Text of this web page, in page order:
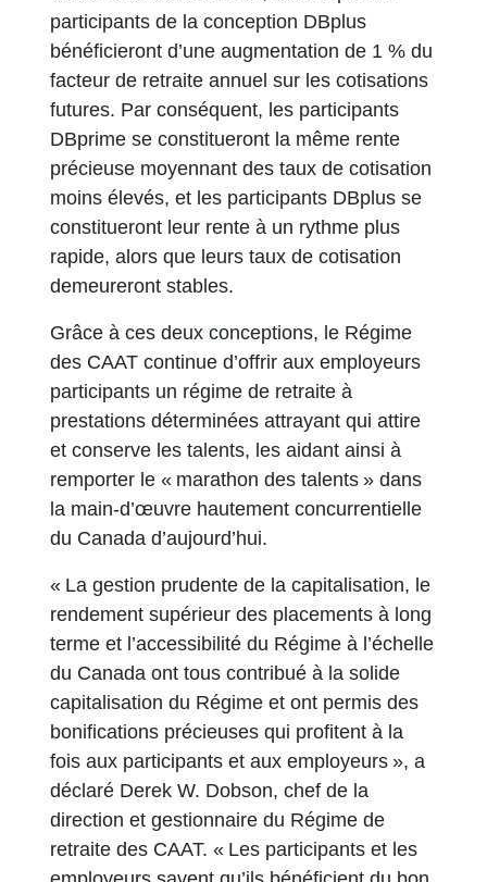
participants de la conception DBplus
bénéficieront d’une augmentation de 1 % du
facteur de retraite annuel sur les cotisations
futures. Par conséquent, les participants
DBprime se constitueront la même rente
précieuse moyennant des taux de cotisation
moins élevés, et les participants DBplus se
constitueront leur rente à un rythme plus
rapide, alors que leurs taux de cotisation
demeureront stables.
Grâce à ces deux conceptions, le Régime
des CAAT continue d’offrir aux employeurs
participants un régime de retraite à
prestations déterminées attrayant qui attire
et conserve les talents, les aidant ainsi à
remporter le « marathon des talents » dans
la main-d’œuvre hautement concurrentielle
du Canada d’aujourd’hui.
« La gestion prudente de la capitalisation, le
rendement supérieur des placements à long
terme et l’accessibilité du Régime à l’échelle
du Canada ont tous contribué à la solide
capitalisation du Régime et ont permis des
bonifications précieuses qui profitent à la
fois aux participants et aux employeurs », a
déclaré Derek W. Dobson, chef de la
direction et gestionnaire du Régime de
retraite des CAAT. « Les participants et les